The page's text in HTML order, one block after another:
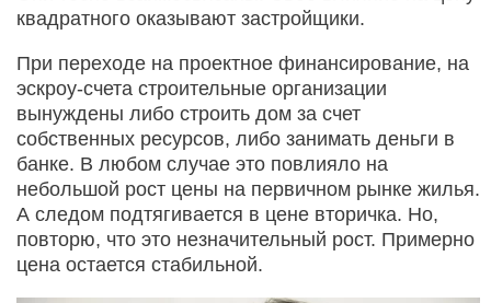
квадратного оказывают застройщики.
При переходе на проектное финансирование, на
эскроу-счета строительные организации
вынуждены либо строить дом за счет
собственных ресурсов, либо занимать деньги в
банке. В любом случае это повлияло на
небольшой рост цены на первичном рынке жилья.
А следом подтягивается в цене вторичка. Но,
повторю, что это незначительный рост. Примерно
цена остается стабильной.